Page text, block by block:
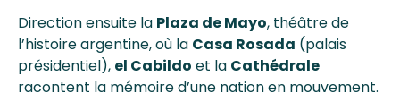
Direction ensuite la Plaza de Mayo, théâtre de
l’histoire argentine, où la Casa Rosada (palais
présidentiel), el Cabildo et la Cathédrale
racontent la mémoire d’une nation en mouvement.